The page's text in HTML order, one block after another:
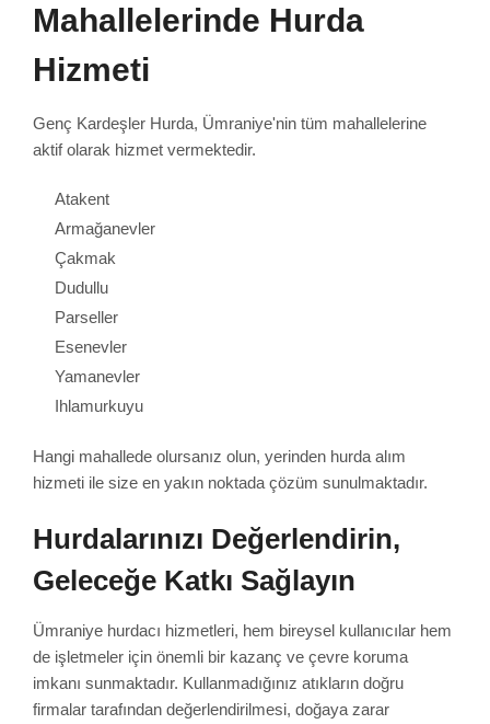
Mahallelerinde Hurda
Hizmeti
Genç Kardeşler Hurda, Ümraniye'nin tüm mahallelerine
aktif olarak hizmet vermektedir.
Atakent
Armağanevler
Çakmak
Dudullu
Parseller
Esenevler
Yamanevler
Ihlamurkuyu
Hangi mahallede olursanız olun, yerinden hurda alım
hizmeti ile size en yakın noktada çözüm sunulmaktadır.
Hurdalarınızı Değerlendirin,
Geleceğe Katkı Sağlayın
Ümraniye hurdacı hizmetleri, hem bireysel kullanıcılar hem
de işletmeler için önemli bir kazanç ve çevre koruma
imkanı sunmaktadır. Kullanmadığınız atıkların doğru
firmalar tarafından değerlendirilmesi, doğaya zarar